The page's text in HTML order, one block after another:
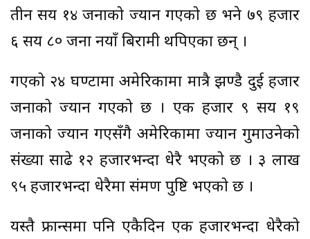
तीन सय १४ जनाको ज्यान गएको छ भने ७९ हजार
६ सय ८० जना नयाँ बिरामी थपिएका छन् ।
गएको २४ घण्टामा अमेरिकामा मात्रै झण्डै दुई हजार
जनाको ज्यान गएको छ । एक हजार ९ सय १९
जनाको ज्यान गएसँगै अमेरिकामा ज्यान गुमाउनेको
संख्या साढे १२ हजारभन्दा धेरै भएको छ । ३ लाख
९५ हजारभन्दा धेरैमा संक्रमण पुष्टि भएको छ ।
यस्तै फ्रान्समा पनि एकैदिन एक हजारभन्दा धेरैको